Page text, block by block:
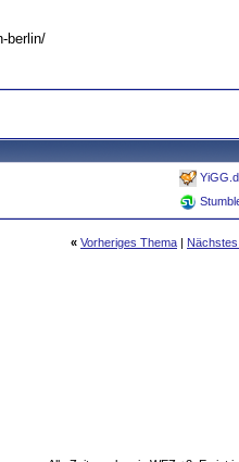
berlin/
« Vorheriges Thema |